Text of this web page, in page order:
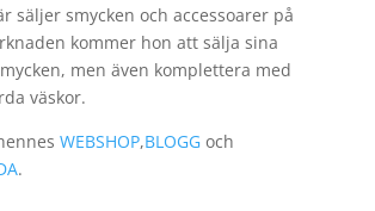
säljer smycken och accessoarer på
kommer hon att sälja sina
men även komplettera med
väskor.
WEBSHOP,BLOGGoch
.